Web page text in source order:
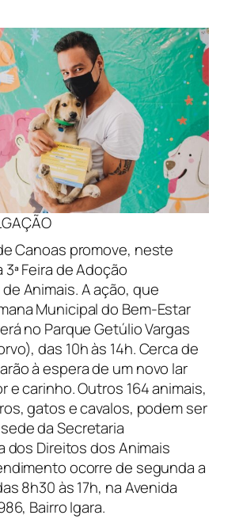
Canoas promove, neste
Feira de Adoção
Animais. A ação, que
Municipal do Bem-Estar
no Parque Getúlio Vargas
das 10h às 14h. Cerca de
à espera de um novo lar
e carinho. Outros 164 animais,
gatos e cavalos, podem ser
da Secretaria
dos Direitos dos Animais
ocorre de segunda a
8h30 às 17h, na Avenida
Bairro Igara.